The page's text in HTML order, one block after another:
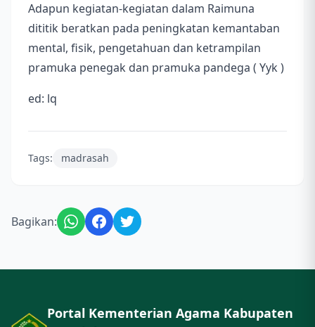
Adapun kegiatan-kegiatan dalam Raimuna
dititik beratkan pada peningkatan kemantaban
mental, fisik, pengetahuan dan ketrampilan
pramuka penegak dan pramuka pandega ( Yyk )
ed: lq
Tags: madrasah
Bagikan:
Portal Kementerian Agama Kabupaten